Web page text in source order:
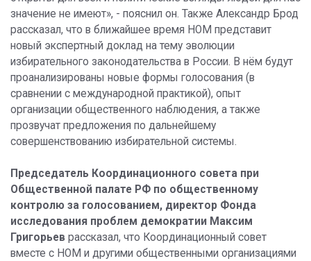
значение не имеют», - пояснил он. Также Александр Брод
рассказал, что в ближайшее время НОМ представит
новый экспертный доклад на тему эволюции
избирательного законодательства в России. В нём будут
проанализированы новые формы голосования (в
сравнении с международной практикой), опыт
организации общественного наблюдения, а также
прозвучат предложения по дальнейшему
совершенствованию избирательной системы.
Председатель Координационного совета при
Общественной палате РФ по общественному
контролю за голосованием, директор Фонда
исследования проблем демократии Максим
Григорьев рассказал, что Координационный совет
вместе с НОМ и другими общественными организациями